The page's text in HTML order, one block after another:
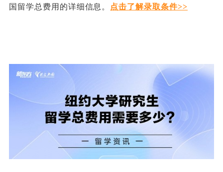
国留学总费用的详细信息。 点击了解录取条件>>